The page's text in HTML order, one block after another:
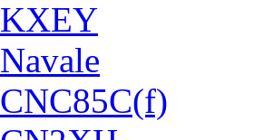
KXEY
Navale
CNC85C(f)